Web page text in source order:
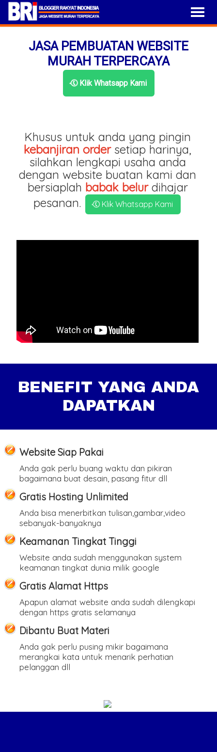
JASA PEMBUATAN WEBSITE
MURAH TERPERCAYA
Klik Whatsapp Kami
Khusus untuk anda yang pingin
kebanjiran ordersetiap harinya,
silahkan lengkapi usaha anda
dengan website buatan kami dan
bersiaplah babak belurdihajar
pesanan.
Klik Whatsapp Kami
BENEFIT YANG ANDA
DAPATKAN
Website Siap Pakai
Anda gak perlu buang waktu dan pikiran
bagaimana buat desain, pasang fitur dll
Gratis Hosting Unlimited
Anda bisa menerbitkan tulisan,gambar,video
sebanyak-banyaknya
Keamanan Tingkat Tinggi
Website anda sudah menggunakan system
keamanan tingkat dunia milik google
Gratis Alamat Https
Apapun alamat website anda sudah dilengkapi
dengan https gratis selamanya
Dibantu Buat Materi
Anda gak perlu pusing mikir bagaimana
merangkai kata untuk menarik perhatian
pelanggan dll